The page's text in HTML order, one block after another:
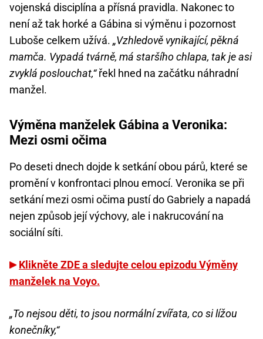
vojenská disciplína a přísná pravidla. Nakonec to
není až tak horké a Gábina si výměnu i pozornost
Luboše celkem užívá. „Vzhledově vynikající, pěkná
mamča. Vypadá tvárně, má staršího chlapa, tak je asi
zvyklá poslouchat,“řekl hned na začátku náhradní
manžel.
Výměna manželek Gábina a Veronika:
Mezi osmi očima
Po deseti dnech dojde k setkání obou párů, které se
promění v konfrontaci plnou emocí. Veronika se při
setkání mezi osmi očima pustí do Gabriely a napadá
nejen způsob její výchovy, ale i nakrucování na
sociální síti.
Klikněte ZDE a sledujte celou epizodu Výměny
manželek na Voyo.
„To nejsou děti, to jsou normální zvířata, co si lížou
konečníky,“